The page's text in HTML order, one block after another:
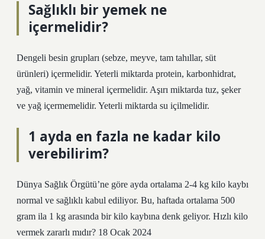
Sağlıklı bir yemek ne
içermelidir?
Dengeli besin grupları (sebze, meyve, tam tahıllar, süt
ürünleri) içermelidir. Yeterli miktarda protein, karbonhidrat,
yağ, vitamin ve mineral içermelidir. Aşırı miktarda tuz, şeker
ve yağ içermemelidir. Yeterli miktarda su içilmelidir.
1 ayda en fazla ne kadar kilo
verebilirim?
Dünya Sağlık Örgütü’ne göre ayda ortalama 2-4 kg kilo kaybı
normal ve sağlıklı kabul ediliyor. Bu, haftada ortalama 500
gram ila 1 kg arasında bir kilo kaybına denk geliyor. Hızlı kilo
vermek zararlı mıdır? 18 Ocak 2024